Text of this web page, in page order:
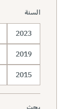
السنة
2023
2019
2015
بحث